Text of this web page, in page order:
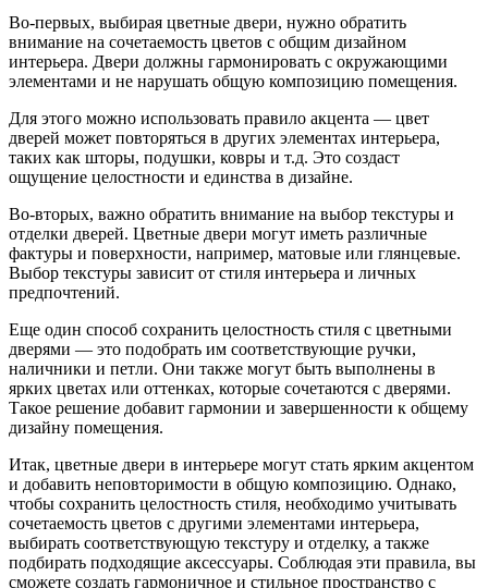
Во-первых, выбирая цветные двери, нужно обратить
внимание на сочетаемость цветов с общим дизайном
интерьера. Двери должны гармонировать с окружающими
элементами и не нарушать общую композицию помещения.
Для этого можно использовать правило акцента — цвет
дверей может повторяться в других элементах интерьера,
таких как шторы, подушки, ковры и т.д. Это создаст
ощущение целостности и единства в дизайне.
Во-вторых, важно обратить внимание на выбор текстуры и
отделки дверей. Цветные двери могут иметь различные
фактуры и поверхности, например, матовые или глянцевые.
Выбор текстуры зависит от стиля интерьера и личных
предпочтений.
Еще один способ сохранить целостность стиля с цветными
дверями — это подобрать им соответствующие ручки,
наличники и петли. Они также могут быть выполнены в
ярких цветах или оттенках, которые сочетаются с дверями.
Такое решение добавит гармонии и завершенности к общему
дизайну помещения.
Итак, цветные двери в интерьере могут стать ярким акцентом
и добавить неповторимости в общую композицию. Однако,
чтобы сохранить целостность стиля, необходимо учитывать
сочетаемость цветов с другими элементами интерьера,
выбирать соответствующую текстуру и отделку, а также
подбирать подходящие аксессуары. Соблюдая эти правила, вы
сможете создать гармоничное и стильное пространство с